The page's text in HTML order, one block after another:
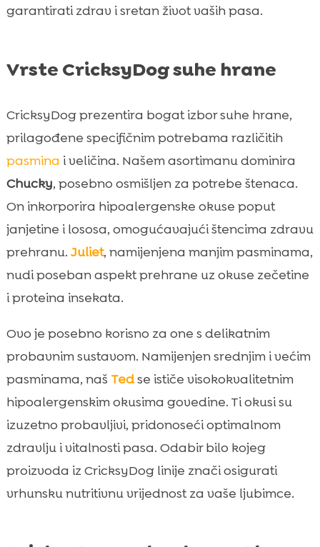
garantirati zdrav i sretan život vaših pasa.
Vrste CricksyDog suhe hrane
CricksyDog prezentira bogat izbor suhe hrane,
prilagođene specifičnim potrebama različitih
pasmina i veličina. Našem asortimanu dominira
Chucky, posebno osmišljen za potrebe štenaca.
On inkorporira hipoalergenske okuse poput
janjetine i lososa, omogućavajući štencima zdravu
prehranu. Juliet, namijenjena manjim pasminama,
nudi poseban aspekt prehrane uz okuse zečetine
i proteina insekata.
Ovo je posebno korisno za one s delikatnim
probavnim sustavom. Namijenjen srednjim i većim
pasminama, naš Tedse ističe visokokvalitetnim
hipoalergenskim okusima govedine. Ti okusi su
izuzetno probavljivi, pridonoseći optimalnom
zdravlju i vitalnosti pasa. Odabir bilo kojeg
proizvoda iz CricksyDog linije znači osigurati
vrhunsku nutritivnu vrijednost za vaše ljubimce.